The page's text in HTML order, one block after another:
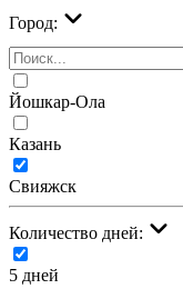
Город:
Йошкар-Ола
Казань
Свияжск
Количество дней:
5 дней